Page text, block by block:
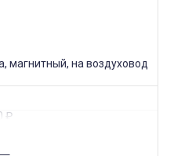
магнитный, на воздуховод
₽